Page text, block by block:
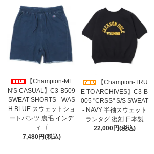
【Champion-ME
N'S CASUAL】C3-B509
SWEAT SHORTS - WAS
H BLUE スウェットショ
ートパンツ 裏毛 インデ
ィゴ
7,480円(税込)
【Champion-TRU
E TO ARCHIVES】C3-B
005 "CRSS" S/S SWEAT
- NAVY 半袖スウェット
ランタグ 復刻 日本製
22,000円(税込)